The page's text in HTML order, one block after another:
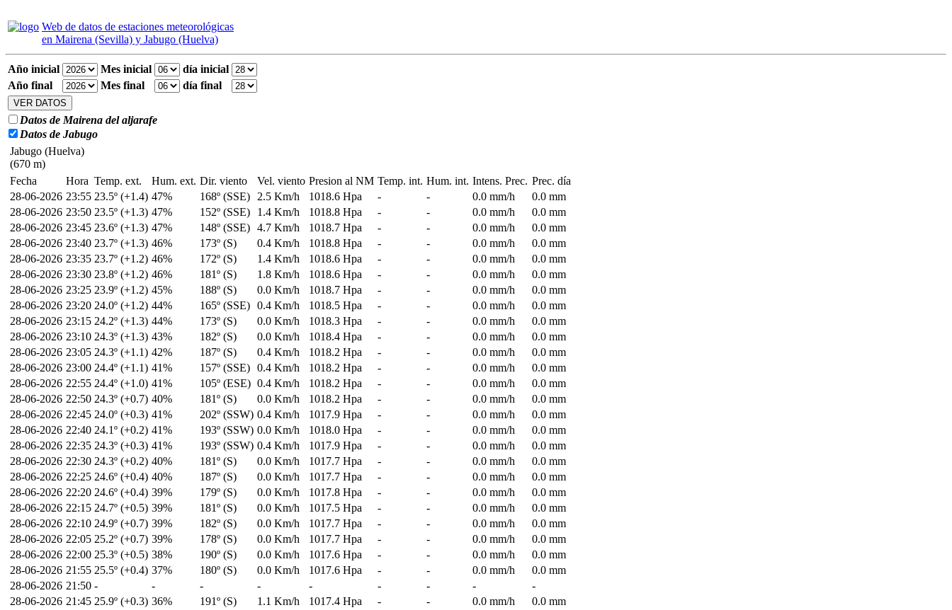
Web de datos de estaciones meteorológicas
en Mairena (Sevilla) y Jabugo (Huelva)
Año inicial Mes inicial
día inicial
Año final
Mes final día final
Datos de Mairena del aljarafe
Datos de Jabugo
Jabugo (Huelva)
(670 m)
Fecha
Hora Temp. ext. Hum. ext. Dir. viento Vel. viento Presion al NM Temp. int. Hum. int. Intens. Prec. Prec. día
28-06-2026 23:55 23.5º (+1.4) 47% 168º (SSE) 2.5 Km/h 1018.6 Hpa - - 0.0 mm/h
0.0 mm
28-06-2026 23:50 23.5º (+1.3) 47% 152º (SSE) 1.4 Km/h 1018.8 Hpa - - 0.0 mm/h
0.0 mm
28-06-2026 23:45 23.6º (+1.3) 47% 148º (SSE) 4.7 Km/h 1018.7 Hpa - - 0.0 mm/h
0.0 mm
28-06-2026 23:40 23.7º (+1.3) 46% 173º (S) 0.4 Km/h 1018.8 Hpa - - 0.0 mm/h
0.0 mm
28-06-2026 23:35 23.7º (+1.2) 46% 172º (S) 1.4 Km/h 1018.6 Hpa - - 0.0 mm/h
0.0 mm
28-06-2026 23:30 23.8º (+1.2) 46% 181º (S) 1.8 Km/h 1018.6 Hpa - - 0.0 mm/h
0.0 mm
28-06-2026 23:25 23.9º (+1.2) 45% 188º (S) 0.0 Km/h 1018.7 Hpa - - 0.0 mm/h
0.0 mm
28-06-2026 23:20 24.0º (+1.2) 44% 165º (SSE) 0.4 Km/h 1018.5 Hpa - - 0.0 mm/h
0.0 mm
28-06-2026 23:15 24.2º (+1.3) 44% 173º (S) 0.0 Km/h 1018.3 Hpa - - 0.0 mm/h
0.0 mm
28-06-2026 23:10 24.3º (+1.3) 43% 182º (S) 0.0 Km/h 1018.4 Hpa - - 0.0 mm/h
0.0 mm
28-06-2026 23:05 24.3º (+1.1) 42% 187º (S) 0.4 Km/h 1018.2 Hpa - - 0.0 mm/h
0.0 mm
28-06-2026 23:00 24.4º (+1.1) 41% 157º (SSE) 0.4 Km/h 1018.2 Hpa - - 0.0 mm/h
0.0 mm
28-06-2026 22:55 24.4º (+1.0) 41% 105º (ESE) 0.4 Km/h 1018.2 Hpa - - 0.0 mm/h
0.0 mm
28-06-2026 22:50 24.3º (+0.7) 40% 181º (S) 0.0 Km/h 1018.2 Hpa - - 0.0 mm/h
0.0 mm
28-06-2026 22:45 24.0º (+0.3) 41% 202º (SSW) 0.4 Km/h 1017.9 Hpa - - 0.0 mm/h
0.0 mm
28-06-2026 22:40 24.1º (+0.2) 41% 193º (SSW) 0.0 Km/h 1018.0 Hpa - - 0.0 mm/h
0.0 mm
28-06-2026 22:35 24.3º (+0.3) 41% 193º (SSW) 0.4 Km/h 1017.9 Hpa - - 0.0 mm/h
0.0 mm
28-06-2026 22:30 24.3º (+0.2) 40% 181º (S) 0.0 Km/h 1017.7 Hpa - - 0.0 mm/h
0.0 mm
28-06-2026 22:25 24.6º (+0.4) 40% 187º (S) 0.0 Km/h 1017.7 Hpa - - 0.0 mm/h
0.0 mm
28-06-2026 22:20 24.6º (+0.4) 39% 179º (S) 0.0 Km/h 1017.8 Hpa - - 0.0 mm/h
0.0 mm
28-06-2026 22:15 24.7º (+0.5) 39% 181º (S) 0.0 Km/h 1017.5 Hpa - - 0.0 mm/h
0.0 mm
28-06-2026 22:10 24.9º (+0.7) 39% 182º (S) 0.0 Km/h 1017.7 Hpa - - 0.0 mm/h
0.0 mm
28-06-2026 22:05 25.2º (+0.7) 39% 178º (S) 0.0 Km/h 1017.7 Hpa - - 0.0 mm/h
0.0 mm
28-06-2026 22:00 25.3º (+0.5) 38% 190º (S) 0.0 Km/h 1017.6 Hpa - - 0.0 mm/h
0.0 mm
28-06-2026 21:55 25.5º (+0.4) 37% 180º (S) 0.0 Km/h 1017.6 Hpa - - 0.0 mm/h
0.0 mm
28-06-2026 21:50 - - - - - - - -
-
28-06-2026 21:45 25.9º (+0.3) 36% 191º (S) 1.1 Km/h 1017.4 Hpa - - 0.0 mm/h
0.0 mm